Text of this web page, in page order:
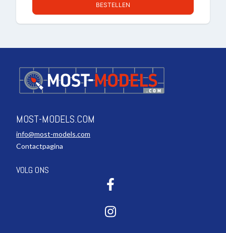
BESTELLEN
MOST-MODELS.COM
info@most-models.com
Contactpagina
VOLG ONS